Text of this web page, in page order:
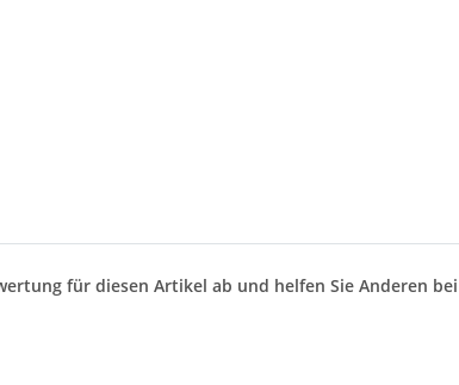
für diesen Artikel ab und helfen Sie Anderen